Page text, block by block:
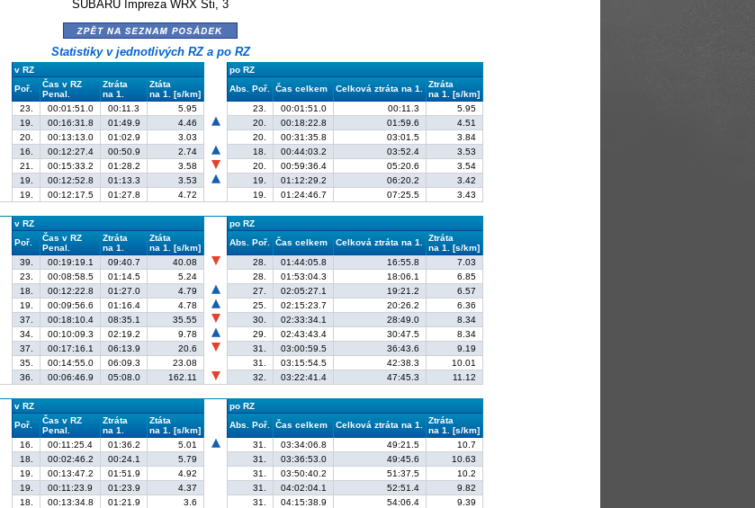
SUBARU Impreza WRX Sti, 3
zpět na seznam posádek
Statistiky v jednotlivých RZ a po RZ
v RZ
po RZ
Poř.
Čas v RZ
Penal.
Ztráta
na 1.
Ztáta
na 1. [s/km]
Abs. Poř. Čas celkem Celková ztráta na 1.
Ztráta
na 1. [s/km]
23. 00:01:51.0 00:11.3 5.95 23. 00:01:51.0 00:11.3
5.95
19. 00:16:31.8 01:49.9 4.46 20. 00:18:22.8 01:59.6
4.51
20. 00:13:13.0 01:02.9 3.03 20. 00:31:35.8 03:01.5
3.84
16. 00:12:27.4 00:50.9 2.74 18. 00:44:03.2 03:52.4
3.53
21. 00:15:33.2 01:28.2 3.58 20. 00:59:36.4 05:20.6
3.54
19. 00:12:52.8 01:13.3 3.53 19. 01:12:29.2 06:20.2
3.42
19. 00:12:17.5 01:27.8 4.72 19. 01:24:46.7 07:25.5 3.43
v RZ
po RZ
Poř.
Čas v RZ
Penal.
Ztráta
na 1.
Ztáta
na 1. [s/km]
Abs. Poř. Čas celkem Celková ztráta na 1.
Ztráta
na 1. [s/km]
39. 00:19:19.1 09:40.7 40.08 28. 01:44:05.8 16:55.8
7.03
23. 00:08:58.5 01:14.5 5.24 28. 01:53:04.3 18:06.1
6.85
18. 00:12:22.8 01:27.0 4.79 27. 02:05:27.1 19:21.2
6.57
19. 00:09:56.6 01:16.4 4.78 25. 02:15:23.7 20:26.2
6.36
37. 00:18:10.4 08:35.1 35.55 30. 02:33:34.1 28:49.0
8.34
34. 00:10:09.3 02:19.2 9.78 29. 02:43:43.4 30:47.5
8.34
37. 00:17:16.1 06:13.9 20.6 31. 03:00:59.5 36:43.6
9.19
35. 00:14:55.0 06:09.3 23.08 31. 03:15:54.5 42:38.3
10.01
36. 00:06:46.9 05:08.0 162.11 32. 03:22:41.4 47:45.3 11.12
v RZ
po RZ
Poř.
Čas v RZ
Penal.
Ztráta
na 1.
Ztáta
na 1. [s/km]
Abs. Poř. Čas celkem Celková ztráta na 1.
Ztráta
na 1. [s/km]
16. 00:11:25.4 01:36.2 5.01 31. 03:34:06.8 49:21.5
10.7
18. 00:02:46.2 00:24.1 5.79 31. 03:36:53.0 49:45.6
10.63
19. 00:13:47.2 01:51.9 4.92 31. 03:50:40.2 51:37.5
10.2
19. 00:11:23.9 01:23.9 4.37 31. 04:02:04.1 52:51.4
9.82
18. 00:13:34.8 01:21.9 3.6 31. 04:15:38.9 54:06.4
9.39